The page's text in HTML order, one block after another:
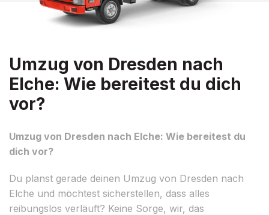
Umzug von Dresden nach
Elche: Wie bereitest du dich
vor?
Umzug von Dresden nach Elche: Wie bereitest du
dich vor?
Du planst gerade deinen Umzug von Dresden nach
Elche und möchtest sicherstellen, dass alles
reibungslos verläuft? Keine Sorge, wir, das